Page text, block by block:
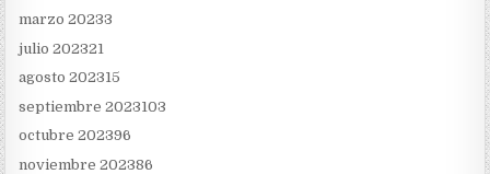
marzo 20233
julio 202321
agosto 202315
septiembre 2023103
octubre 202396
noviembre 202386